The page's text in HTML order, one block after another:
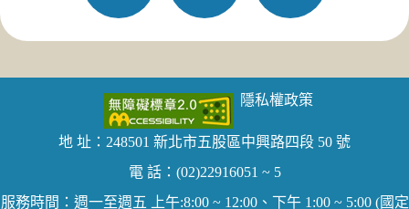
隱私權政策
地 址：248501 新北市五股區中興路四段 50 號
電 話：(02)22916051 ~ 5
服務時間：週一至週五 上午:8:00 ~ 12:00、下午 1:00 ~ 5:00 (國定